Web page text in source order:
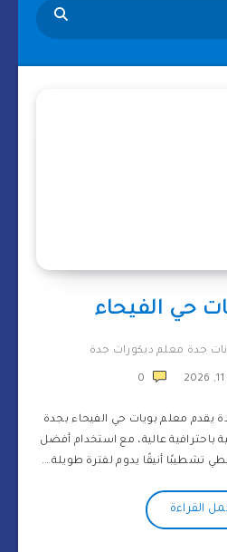
حي الفيحاء
جدة معلم ديكورات جدة
0
يقدم معلم بويات حي الفيحاء بجدة
باحترافية عالية، مع استخدام أفضل
تشطيبًا أنيقًا يدوم لفترة طويلة….
القراءة